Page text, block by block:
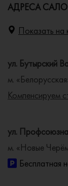
АДРЕСА
Показать на
ул. Бутырский
м.
Компенсируем
ул.
м. «Новые
Бесплатная